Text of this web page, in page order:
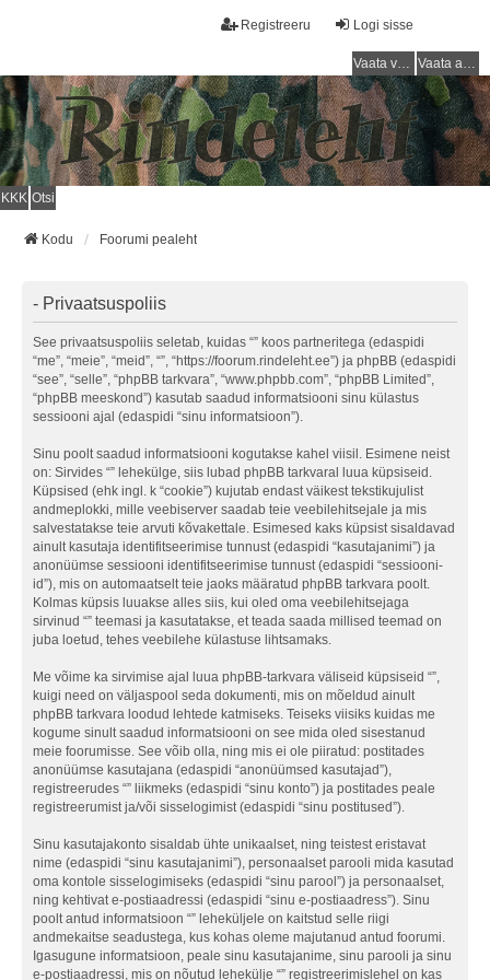
Logi sisse
Registreeru
Vaata vastamata teemasi Vaata aktiivseid teemasid
KKK Otsi
Kodu Foorumi pealeht
- Privaatsuspoliis
See privaatsuspoliis seletab, kuidas “” koos partneritega (edaspidi
“me”, “meie”, “meid”, “”, “https://foorum.rindeleht.ee”) ja phpBB (edaspidi
“see”, “selle”, “phpBB tarkvara”, “www.phpbb.com”, “phpBB Limited”,
“phpBB meeskond”) kasutab saadud informatsiooni sinu külastus
sessiooni ajal (edaspidi “sinu informatsioon”).
Sinu poolt saadud informatsiooni kogutakse kahel viisil. Esimene neist
on: Sirvides “” lehekülge, siis lubad phpBB tarkvaral luua küpsiseid.
Küpsised (ehk ingl. k “cookie”) kujutab endast väikest tekstikujulist
andmeplokki, mille veebiserver saadab teie veebilehitsejale ja mis
salvestatakse teie arvuti kõvakettale. Esimesed kaks küpsist sisaldavad
ainult kasutaja identifitseerimise tunnust (edaspidi “kasutajanimi”) ja
anonüümse sessiooni identifitseerimise tunnust (edaspidi “sessiooni-
id”), mis on automaatselt teie jaoks määratud phpBB tarkvara poolt.
Kolmas küpsis luuakse alles siis, kui oled oma veebilehitsejaga
sirvinud “” teemasi ja kasutatakse, et teada saada millised teemad on
juba loetud, tehes veebilehe külastuse lihtsamaks.
Me võime ka sirvimise ajal luua phpBB-tarkvara väliseid küpsiseid “”,
kuigi need on väljaspool seda dokumenti, mis on mõeldud ainult
phpBB tarkvara loodud lehtede katmiseks. Teiseks viisiks kuidas me
kogume sinult saadud informatsiooni on see mida oled sisestanud
meie foorumisse. See võib olla, ning mis ei ole piiratud: postitades
anonüümse kasutajana (edaspidi “anonüümsed kasutajad”),
registreerudes “” liikmeks (edaspidi “sinu konto”) ja postitades peale
registreerumist ja/või sisselogimist (edaspidi “sinu postitused”).
Sinu kasutajakonto sisaldab ühte unikaalset, ning teistest eristavat
nime (edaspidi “sinu kasutajanimi”), personaalset parooli mida kasutad
oma kontole sisselogimiseks (edaspidi “sinu parool”) ja personaalset,
ning kehtivat e-postiaadressi (edaspidi “sinu e-postiaadress”). Sinu
poolt antud informatsioon “” leheküljele on kaitstud selle riigi
andmekaitse seadustega, kus kohas oleme majutanud antud foorumi.
Igasugune informatsioon, peale sinu kasutajanime, sinu parooli ja sinu
e-postiaadressi, mis on nõutud lehekülje “” registreerimislehel on kas